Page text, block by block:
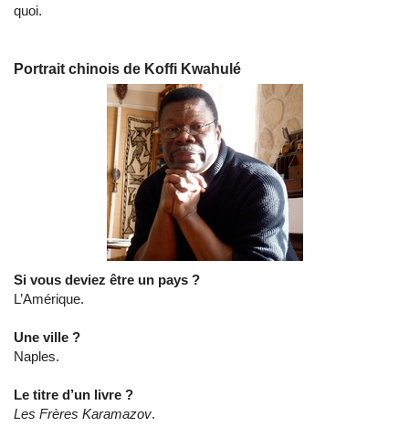
quoi.
Portrait chinois de Koffi Kwahulé
Si vous deviez être un pays ?
L’Amérique.
Une ville ?
Naples.
Le titre d’un livre ?
Les Frères Karamazov.